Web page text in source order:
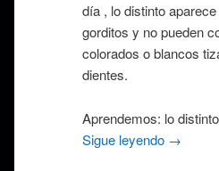
día , lo distinto
gorditos y no pueden
colorados o blancos
dientes.
Aprendemos: lo
Sigue leyendo →